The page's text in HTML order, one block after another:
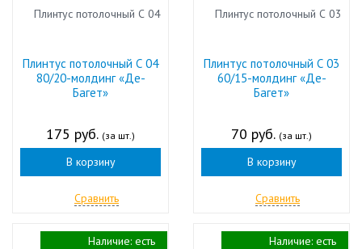
Плинтус потолочный С 04
80/20-молдинг «Де-
Багет»
175 руб. (за шт.)
В корзину
Сравнить
Плинтус потолочный С 03
60/15-молдинг «Де-
Багет»
70 руб. (за шт.)
В корзину
Сравнить
Наличие: есть Наличие: есть